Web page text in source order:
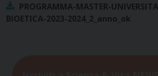
PROGRAMMA-MASTER-
BIOETICA-2023-2024_2_anno_ok